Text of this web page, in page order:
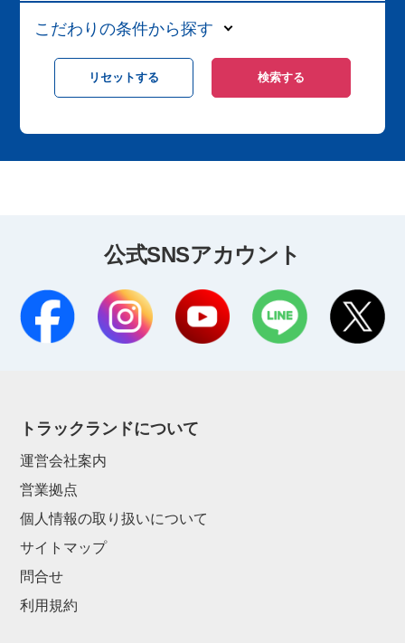
こだわりの条件から探す
公式SNSアカウント
トラックランドについて
運営会社案内
営業拠点
個人情報の取り扱いについて
サイトマップ
問合せ
利用規約